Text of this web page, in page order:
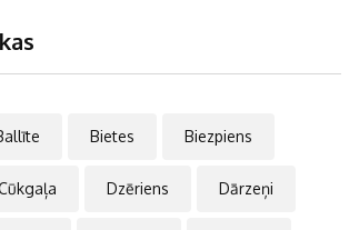
Bietes Biezpiens
Dzēriens Dārzeņi